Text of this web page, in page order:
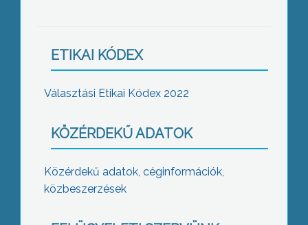
ETIKAI KÓDEX
Választási Etikai Kódex 2022
KÖZÉRDEKŰ ADATOK
Közérdekű adatok, céginformációk,
közbeszerzések